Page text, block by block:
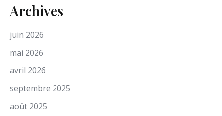
Archives
juin 2026
mai 2026
avril 2026
septembre 2025
août 2025